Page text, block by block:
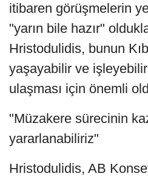
itibaren görüşmelerin
"yarın bile hazır"
Hristodulidis, bunun
yaşayabilir ve
ulaşması için önemli
"Müzakere sürecinin
yararlanabiliriz"
Hristodulidis, AB